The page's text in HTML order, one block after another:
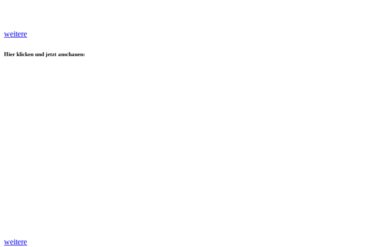
weitere
Hier klicken und jetzt anschauen:
weitere